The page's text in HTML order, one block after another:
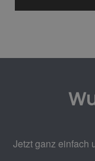
Jetzt ganz einfach